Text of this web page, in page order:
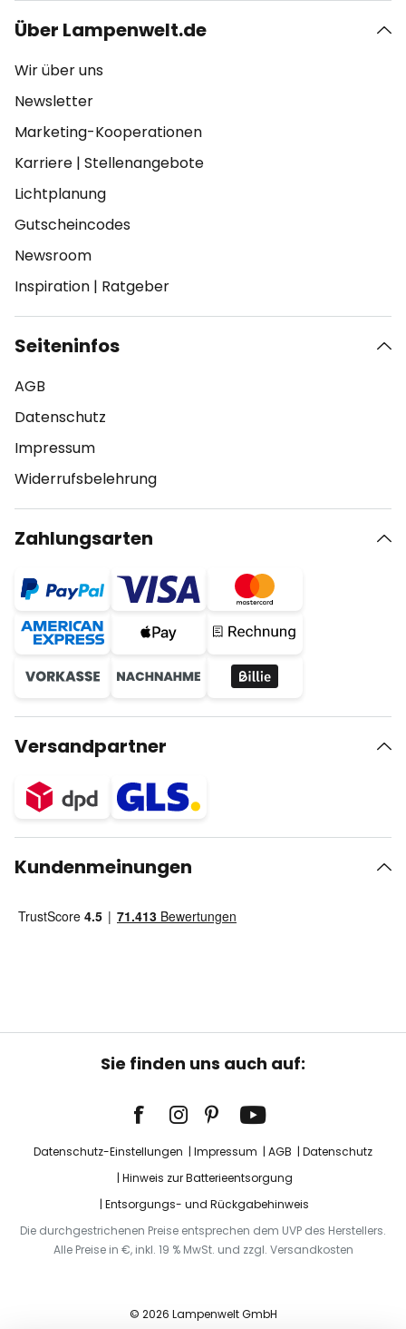
Über Lampenwelt.de
Wir über uns
Newsletter
Marketing-Kooperationen
Karriere | Stellenangebote
Lichtplanung
Gutscheincodes
Newsroom
Inspiration | Ratgeber
Seiteninfos
AGB
Datenschutz
Impressum
Widerrufsbelehrung
Zahlungsarten
Versandpartner
Kundenmeinungen
Sie finden uns auch auf:
Datenschutz-Einstellungen Impressum AGB
Datenschutz
Hinweis zur Batterieentsorgung
Entsorgungs- und Rückgabehinweis
Die durchgestrichenen Preise entsprechen dem UVP des Herstellers.
Alle Preise in €, inkl. 19 % MwSt. und zzgl. Versandkosten
© 2026 Lampenwelt GmbH